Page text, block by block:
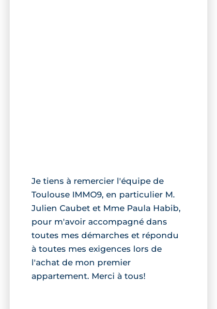
Je tiens à remercier l'équipe de
Toulouse IMMO9, en particulier M.
Julien Caubet et Mme Paula Habib,
pour m'avoir accompagné dans
toutes mes démarches et répondu
à toutes mes exigences lors de
l'achat de mon premier
appartement. Merci à tous!